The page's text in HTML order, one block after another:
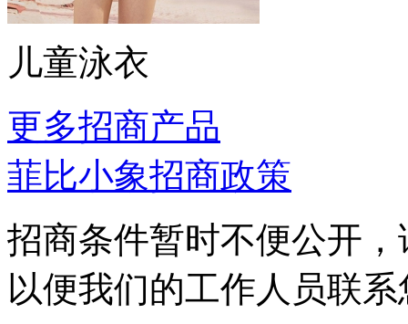
儿童泳衣
更多招商产品
菲比小象招商政策
招商条件暂时不便公开
以便我们的工作人员联